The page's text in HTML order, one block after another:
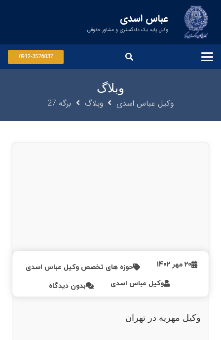
عباس اسدی
وکیل پایه یک دادگستری و مشاور حقوقی
0912-3576037
وبلاگ
وکیل عباس اسدی وبلاگ برگه 27
20 مهر 1402
حوزه های تخصص وکیل عباس اسدی
وکیل عباس اسدی
بدون دیدگاه
وکیل مهریه در تهران